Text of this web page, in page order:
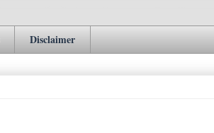
Disclaimer